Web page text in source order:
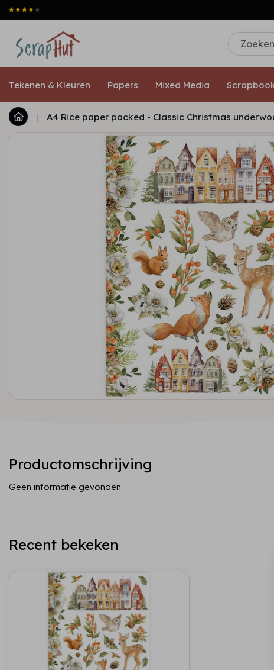
Tekenen & Kleuren Papers Mixed Media
| A4 Rice paper packed - Classic Christmas
Productomschrijving
Geen informatie gevonden
Recent bekeken